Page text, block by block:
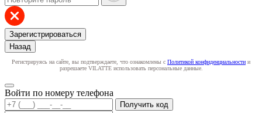
Зарегистрироваться
Назад
Регистрируясь на сайте, вы подтверждаете, что ознакомлены с Политикой конфиденциальности и
разрешаете VILATTE использовать персональные данные.
Войти по номеру телефона
Получить код